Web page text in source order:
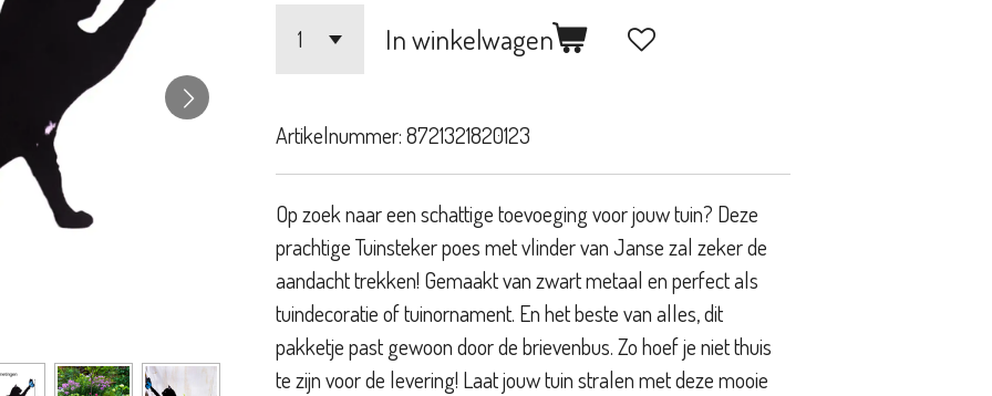
In winkelwagen
Artikelnummer:8721321820123
Op zoek naar een schattige toevoeging voor jouw tuin? Deze
prachtige Tuinsteker poes met vlinder van Janse zal zeker de
aandacht trekken! Gemaakt van zwart metaal en perfect als
tuindecoratie of tuinornament. En het beste van alles, dit
pakketje past gewoon door de brievenbus. Zo hoef je niet thuis
te zijn voor de levering! Laat jouw tuin stralen met deze mooie